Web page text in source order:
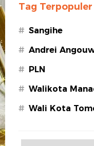
Tag Terpopuler
# Sangihe
# Andrei
# PLN
# Walikota
# Wali Kota